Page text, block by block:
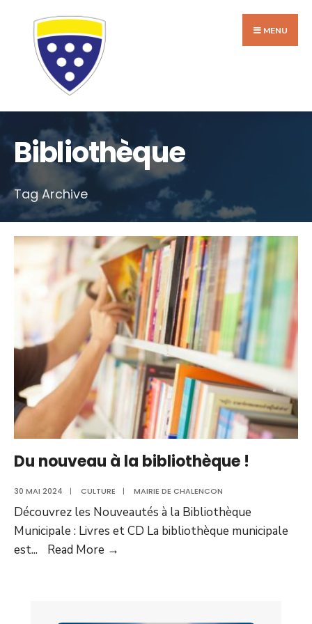
content
MENU
Bibliothèque
Tag Archive
Du nouveau à la bibliothèque !
30 MAI 2024 | CULTURE | MAIRIE DE CHALENCON
Découvrez les Nouveautés à la Bibliothèque
Municipale : Livres et CD La bibliothèque municipale
est... Read More →
for: